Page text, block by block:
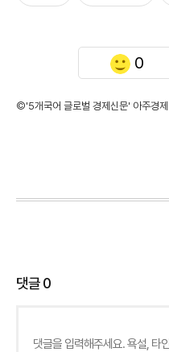
0
©'5개국어 글로벌 경제신문' 아주경제.
댓글0